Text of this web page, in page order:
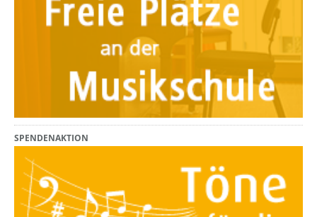
SPENDENAKTION